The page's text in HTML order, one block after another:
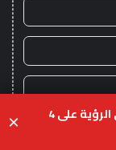
الأرصاد يحذر من رياح نشطة وتدنٍ في الرؤية على 4 ×